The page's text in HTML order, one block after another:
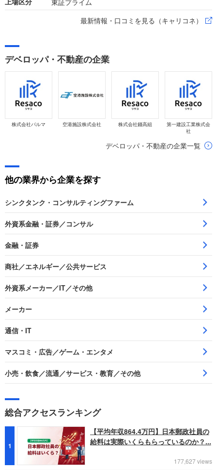
上場区分
東証プライム
最新情報・口コミを見る（キャリコネ）
デベロッパ・不動産の企業
株式会社パルマ 空港施設株式会社 株式会社錢高組
第一建設工業株式会
社
デベロッパ・不動産の企業一覧
他の業界から企業を探す
シンクタンク・コンサルティングファーム
外資系金融・証券／コンサル
金融・証券
商社／エネルギー／公共サービス
外資系メーカー／IT／その他
メーカー
通信・IT
マスコミ・広告／ゲーム・エンタメ
小売・飲食／流通／サービス・教育／その他
総合アクセスランキング
1
【平均年収864.4万円】日本郵政社員の
給料は実際いくらもらっているのか？...
177,627 views